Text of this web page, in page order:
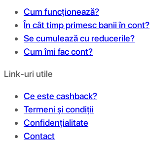
Cum funcționează?
În cât timp primesc banii în cont?
Se cumulează cu reducerile?
Cum îmi fac cont?
Link-uri utile
Ce este cashback?
Termeni și condiții
Confidențialitate
Contact